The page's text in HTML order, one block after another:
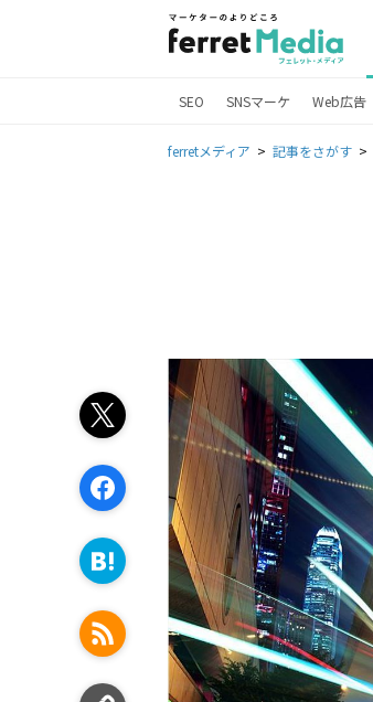
SEO SNSマーケ Web広告
ferretメディア 記事をさがす